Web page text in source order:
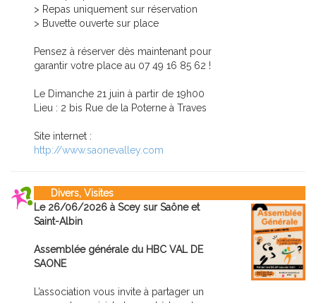
> Repas uniquement sur réservation
> Buvette ouverte sur place
Pensez à réserver dès maintenant pour
garantir votre place au 07 49 16 85 62 !
Le Dimanche 21 juin à partir de 19h00
Lieu : 2 bis Rue de la Poterne à Traves
Site internet :
http://www.saonevalley.com
Divers, Visites
Le 26/06/2026 à Scey sur Saône et
Saint-Albin
Assemblée générale du HBC VAL DE
SAONE
L’association vous invite à partager un